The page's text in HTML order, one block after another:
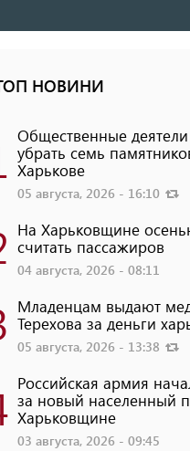
НОВИНИ
Общественные
убрать семь
Харькове
05 августа, 2026 - 16:10
На Харьковщине
считать пассажиров
04 августа, 2026 - 08:11
Младенцам выдают
Терехова за деньги
05 августа, 2026 - 13:38
Российская армия
за новый населенный
Харьковщине
03 августа, 2026 - 09:45